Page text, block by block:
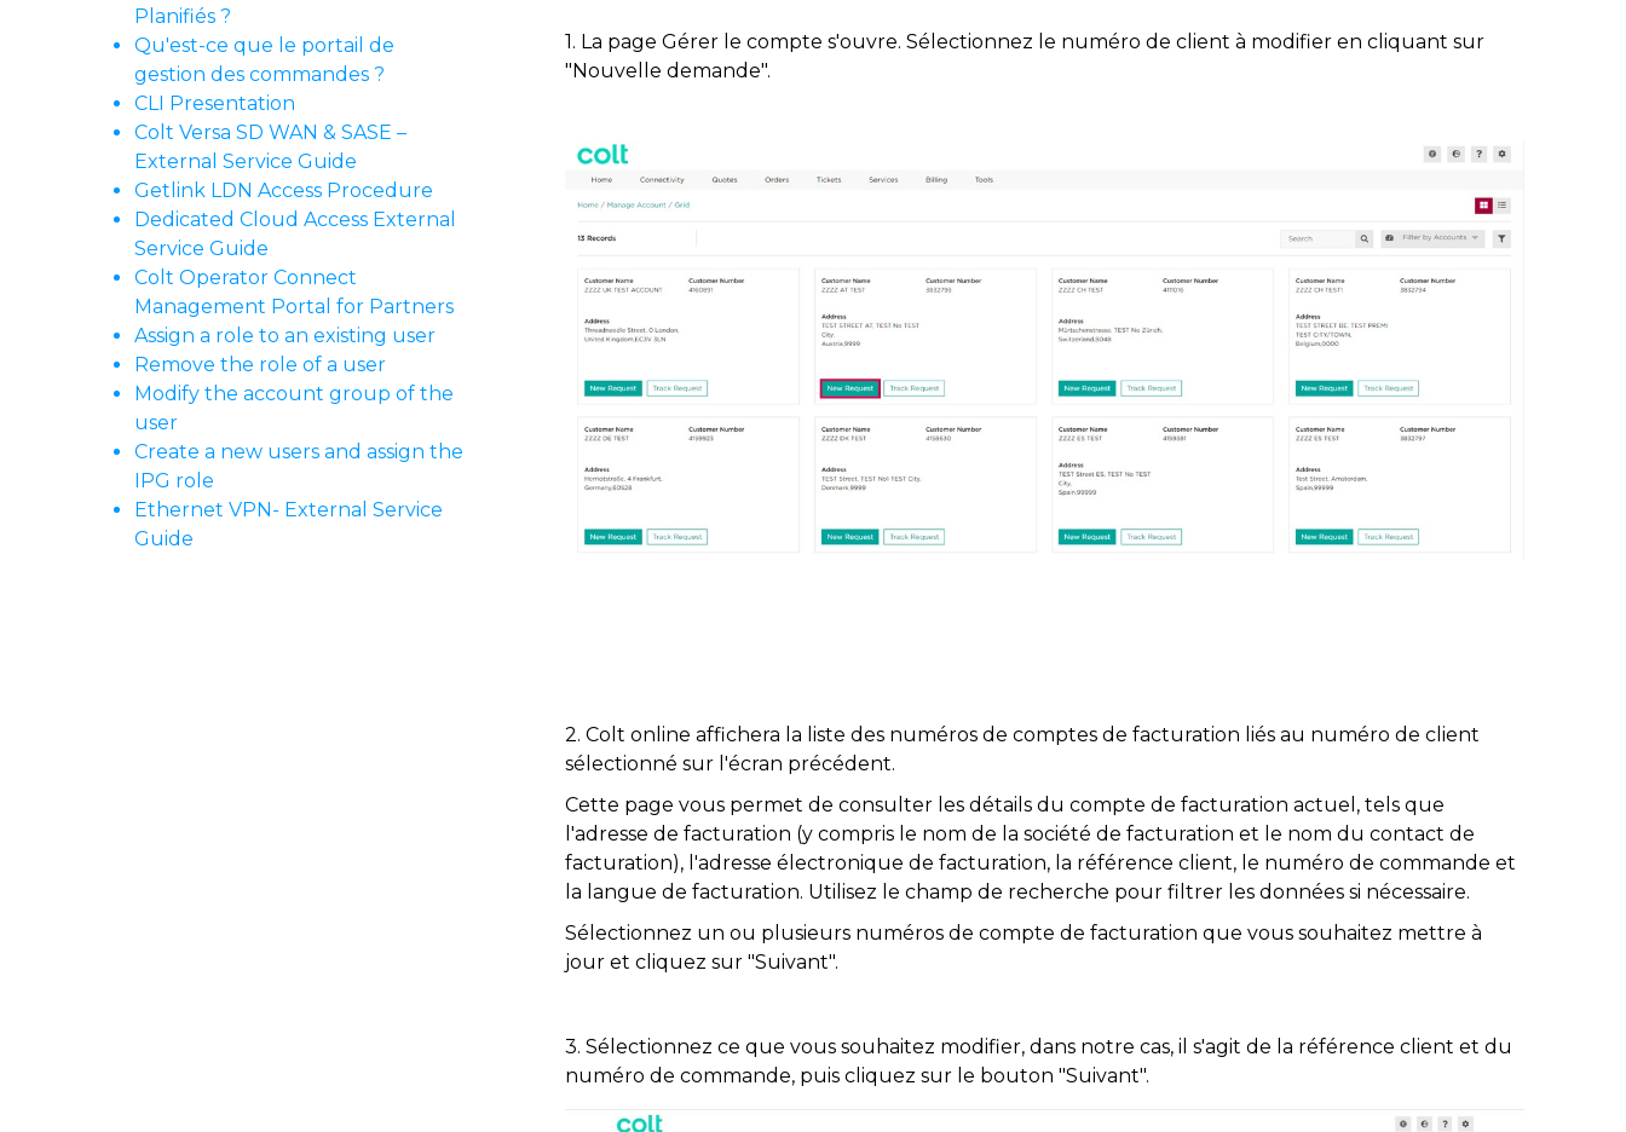
Planifiés ?
Qu'est-ce que le portail de
gestion des commandes ?
CLI Presentation
Colt Versa SD WAN & SASE –
External Service Guide
Getlink LDN Access Procedure
Dedicated Cloud Access External
Service Guide
Colt Operator Connect
Management Portal for Partners
Assign a role to an existing user
Remove the role of a user
Modify the account group of the
user
Create a new users and assign the
IPG role
Ethernet VPN- External Service
Guide
1. La page Gérer le compte s'ouvre. Sélectionnez le numéro de client à modifier en cliquant sur
"Nouvelle demande".
2. Colt online affichera la liste des numéros de comptes de facturation liés au numéro de client
sélectionné sur l'écran précédent.
Cette page vous permet de consulter les détails du compte de facturation actuel, tels que
l'adresse de facturation (y compris le nom de la société de facturation et le nom du contact de
facturation), l'adresse électronique de facturation, la référence client, le numéro de commande et
la langue de facturation. Utilisez le champ de recherche pour filtrer les données si nécessaire.
Sélectionnez un ou plusieurs numéros de compte de facturation que vous souhaitez mettre à
jour et cliquez sur "Suivant".
3. Sélectionnez ce que vous souhaitez modifier, dans notre cas, il s'agit de la référence client et du
numéro de commande, puis cliquez sur le bouton "Suivant".